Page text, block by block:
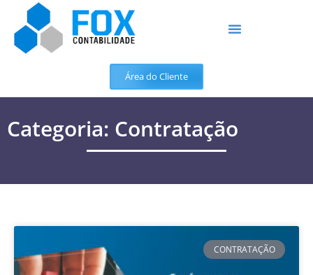
Área do Cliente
Categoria: Contratação
CONTRATAÇÃO